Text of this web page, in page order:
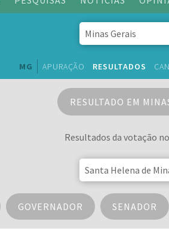
MG APURAÇÃO RESULTADOS
RESULTADO EM
Resultados da votação
GOVERNADOR SENADOR